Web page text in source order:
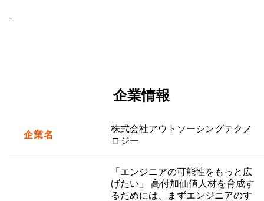
-
企業情報
企業名
株式会社アウトソーシングテクノ
ロジー
「エンジニアの可能性をもっと広
げたい」 高付加価値人材を育成す
るためには、まずエンジニアのす